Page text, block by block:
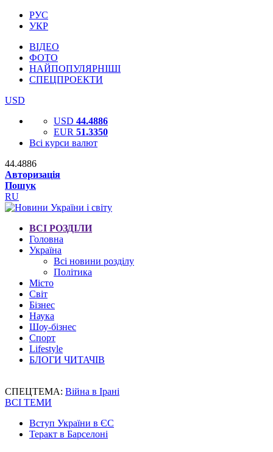
РУС
УКР
ВІДЕО
ФОТО
НАЙПОПУЛЯРНІШІ
СПЕЦПРОЕКТИ
USD
USD 44.4886
EUR 51.3350
Всі курси валют
44.4886
Авторизація
Пошук
RU
ВСІ РОЗДІЛИ
Головна
Україна
Всі новини розділу
Політика
Місто
Світ
Бізнес
Наука
Шоу-бізнес
Спорт
Lifestyle
БЛОГИ ЧИТАЧІВ
СПЕЦТЕМА: Війна в Ірані
ВСІ ТЕМИ
Вступ України в ЄС
Теракт в Барселоні